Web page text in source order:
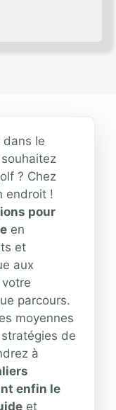
dans le
? Chez
endroit !
pour
en
et
aux
parcours.
moyennes
de
à
enfin le
et